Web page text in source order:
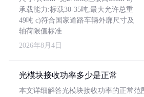
承载能力:标载30-35吨,最大允许总重
49吨 c)符合国家道路车辆外廓尺寸及
轴荷限值标准
2026年8月4日
光模块接收功率多少是正常
本文详细解答光模块接收功率的正常范